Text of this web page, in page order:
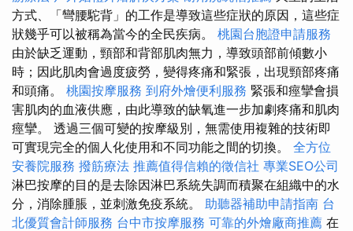
方式、「彎腰駝背」的工作是導致這些症狀的原因，這些症
狀幾乎可以被稱為當今的全民疾病。 桃園台胞證申請服務
由於缺乏運動，頸部和背部肌肉無力，導致頭部前傾數小
時；因此肌肉會過度疲勞，變得疼痛和緊張，出現頸部疼痛
和頭痛。 桃園按摩服務 到府外燴便利服務 緊張和痙攣會損
害肌肉的血液供應，由此導致的缺氧進一步加劇疼痛和肌肉
痙攣。 透過三個可變的按摩級別，無需使用複雜的技術即
可實現完全的個人化使用和不同功能之間的切換。 全方位
安養院服務 撥筋療法 推薦值得信賴的徵信社 專業SEO公司
淋巴按摩的目的是去除因淋巴系統失調而積聚在組織中的水
分，消除腫脹，並刺激免疫系統。 助聽器補助申請指南 台
北優質會計師服務 台中市按摩服務 可靠的外燴廠商推薦 在